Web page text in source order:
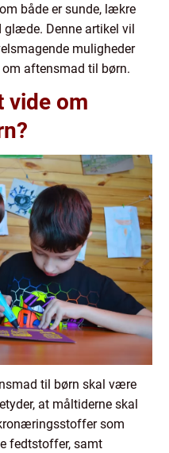
både er sunde, lækre
glæde. Denne artikel vil
muligheder
aftensmad til børn.
vide om
til børn skal være
at måltiderne skal
som
fedtstoffer, samt